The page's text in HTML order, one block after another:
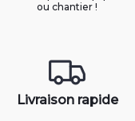
ou chantier !
Livraison rapide